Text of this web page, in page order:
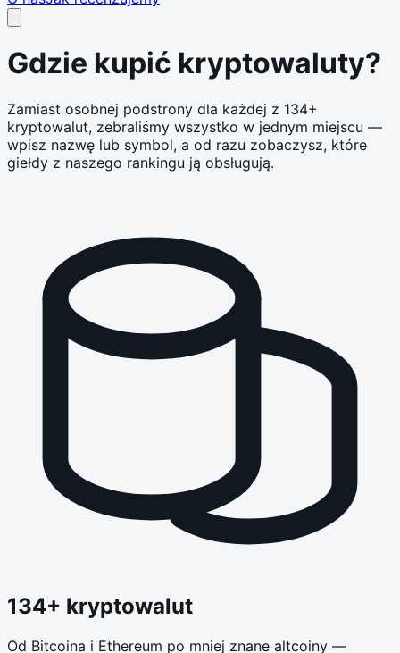
Gdzie kupić kryptowaluty?
Zamiast osobnej podstrony dla każdej z 134+
kryptowalut, zebraliśmy wszystko w jednym miejscu —
wpisz nazwę lub symbol, a od razu zobaczysz, które
giełdy z naszego rankingu ją obsługują.
134+ kryptowalut
Od Bitcoina i Ethereum po mniej znane altcoiny —